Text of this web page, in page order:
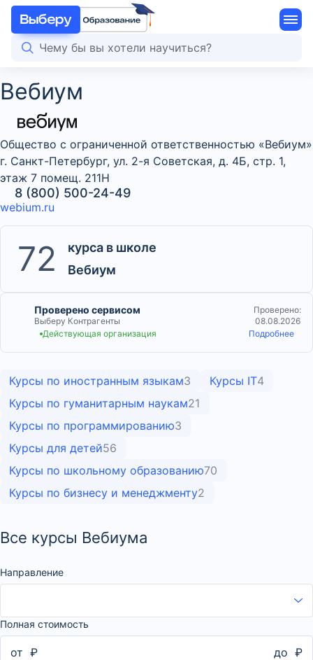
Вебиум
8 (800) 500-24-49
Общество с ограниченной ответственностью «Вебиум»
г. Санкт-Петербург, ул. 2-я Советская, д. 4Б, стр. 1,
этаж 7 помещ. 211Н
webium.ru
72
курса в школе
Вебиум
Проверено сервисом
Выберу Контрагенты
Проверено:
08.08.2026
Действующая организация
Подробнее
Курсы по иностранным языкам3 Курсы IT4
Курсы по гуманитарным наукам21
Курсы по программированию3
Курсы для детей56
Курсы по школьному образованию70
Курсы по бизнесу и менеджменту2
Все курсы Вебиума
Направление
Полная стоимость
от ₽ до ₽